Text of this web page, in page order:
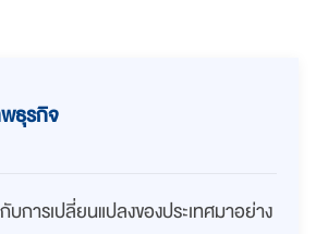
ธุรกิจ
การเปลี่ยนแปลงของประเทศมาอย่าง